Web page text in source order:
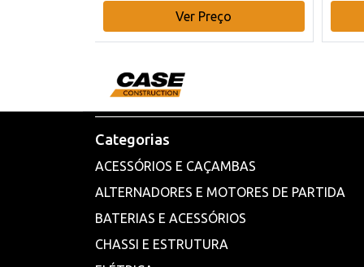
Ver Preço
Categorias
ACESSÓRIOS E CAÇAMBAS
ALTERNADORES E MOTORES DE PARTIDA
BATERIAS E ACESSÓRIOS
CHASSI E ESTRUTURA